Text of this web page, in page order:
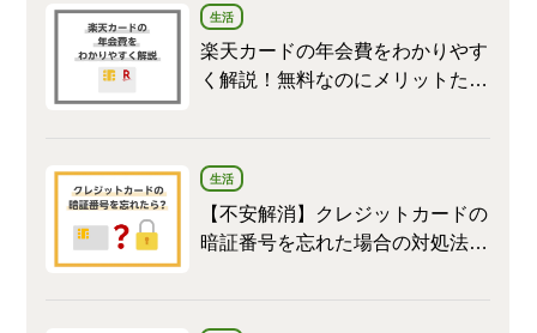
生活
楽天カードの年会費をわかりやす
く解説！無料なのにメリットたく
生活
【不安解消】クレジットカードの
暗証番号を忘れた場合の対処法と